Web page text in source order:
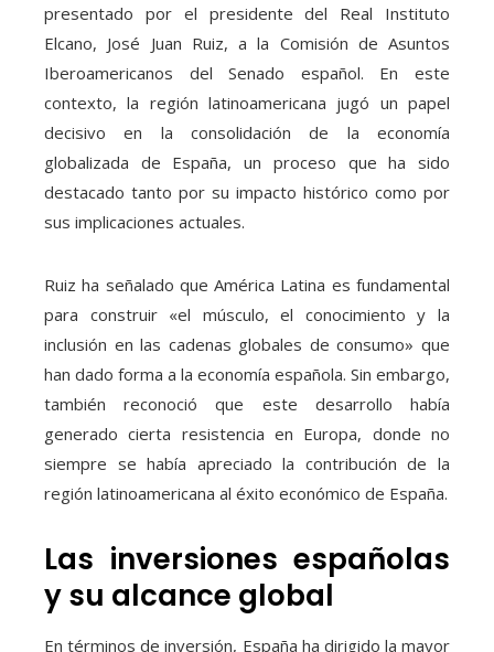
presentado por el presidente del Real Instituto
Elcano, José Juan Ruiz, a la Comisión de Asuntos
Iberoamericanos del Senado español. En este
contexto, la región latinoamericana jugó un papel
decisivo en la consolidación de la economía
globalizada de España, un proceso que ha sido
destacado tanto por su impacto histórico como por
sus implicaciones actuales.
Ruiz ha señalado que América Latina es fundamental
para construir «el músculo, el conocimiento y la
inclusión en las cadenas globales de consumo» que
han dado forma a la economía española. Sin embargo,
también reconoció que este desarrollo había
generado cierta resistencia en Europa, donde no
siempre se había apreciado la contribución de la
región latinoamericana al éxito económico de España.
Las inversiones españolas
y su alcance global
En términos de inversión, España ha dirigido la mayor